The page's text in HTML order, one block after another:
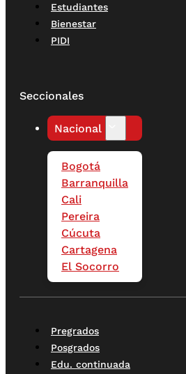
Estudiantes
Bienestar
PIDI
Seccionales
Nacional
Bogotá
Barranquilla
Cali
Pereira
Cúcuta
Cartagena
El Socorro
Pregrados
Posgrados
Edu. continuada